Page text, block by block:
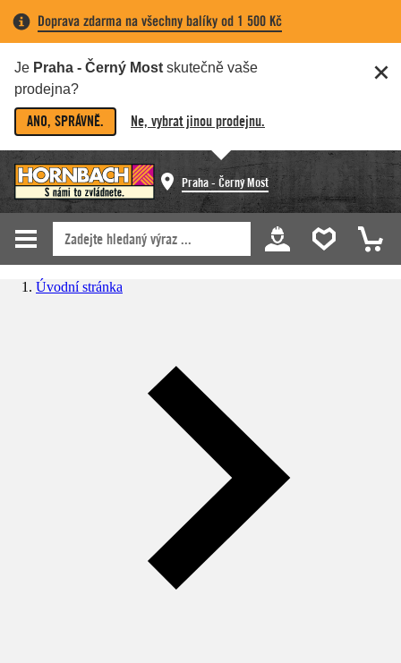
Doprava zdarma na všechny balíky od 1 500 Kč
Je Praha - Černý Most skutečně vaše
prodejna?
ANO, SPRÁVNĚ. Ne, vybrat jinou prodejnu.
Praha - Černý Most
Úvodní stránka